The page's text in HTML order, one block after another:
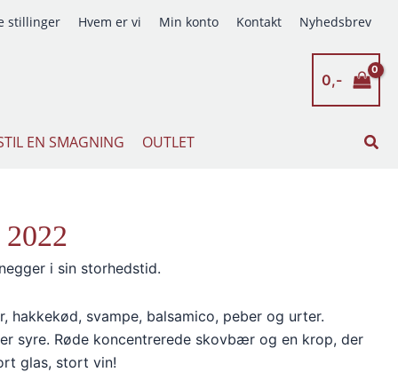
stillinger Hvem er vi Min konto Kontakt Nyhedsbrev
0,-
EN SMAGNING OUTLET Søg
i sin storhedstid.
svampe, balsamico, peber og urter.
syre. Røde koncentrerede skovbær og en krop, der
glas, stort vin!